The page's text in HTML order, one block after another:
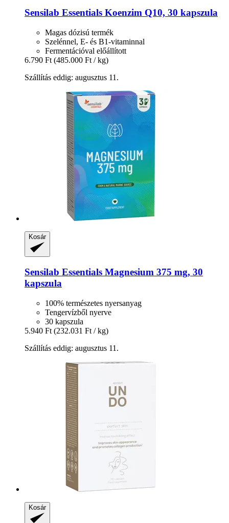
Sensilab Essentials Koenzim Q10, 30 kapszula
Magas dózisú termék
Szelénnel, E- és B1-vitaminnal
Fermentációval előállított
6.790 Ft (485.000 Ft / kg)
Szállítás eddig: augusztus 11.
Kosár
Sensilab Essentials Magnesium 375 mg, 30
kapszula
100% természetes nyersanyag
Tengervízből nyerve
30 kapszula
5.940 Ft (232.031 Ft / kg)
Szállítás eddig: augusztus 11.
Kosár